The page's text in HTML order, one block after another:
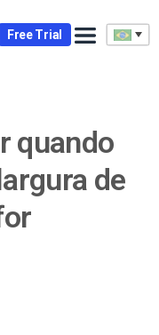
Free Trial
quando
de